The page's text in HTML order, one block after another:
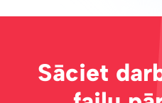
Sāciet